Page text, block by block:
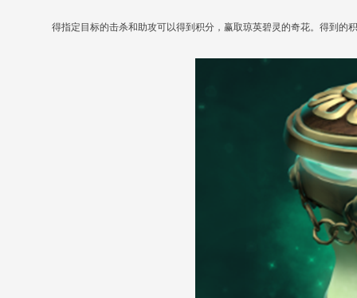
得指定目标的击杀和助攻可以得到积分，赢取琼英碧灵的奇花。得到的